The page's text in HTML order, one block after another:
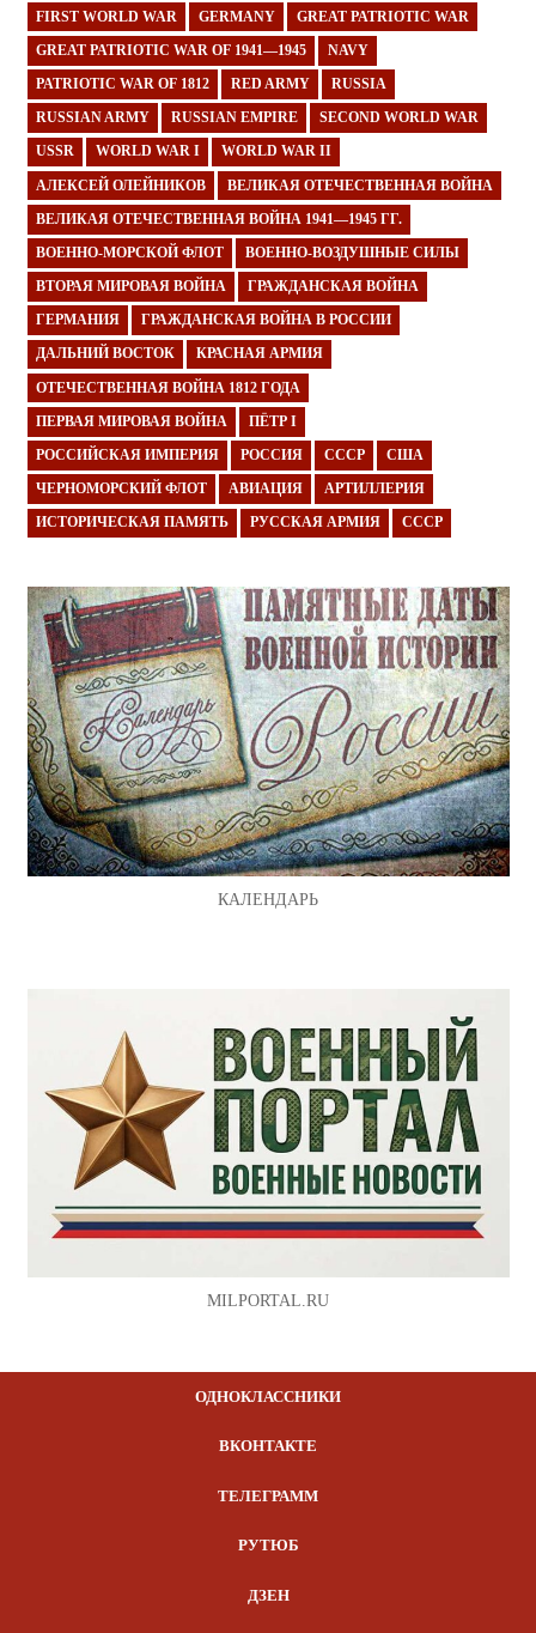
FIRST WORLD WAR GERMANY GREAT PATRIOTIC WAR
GREAT PATRIOTIC WAR OF 1941—1945 NAVY
PATRIOTIC WAR OF 1812 RED ARMY RUSSIA
RUSSIAN ARMY RUSSIAN EMPIRE SECOND WORLD WAR
USSR WORLD WAR I WORLD WAR II
АЛЕКСЕЙ ОЛЕЙНИКОВ ВЕЛИКАЯ ОТЕЧЕСТВЕННАЯ ВОЙНА
ВЕЛИКАЯ ОТЕЧЕСТВЕННАЯ ВОЙНА 1941—1945 ГГ.
ВОЕННО-МОРСКОЙ ФЛОТ ВОЕННО-ВОЗДУШНЫЕ СИЛЫ
ВТОРАЯ МИРОВАЯ ВОЙНА ГРАЖДАНСКАЯ ВОЙНА
ГЕРМАНИЯ ГРАЖДАНСКАЯ ВОЙНА В РОССИИ
ДАЛЬНИЙ ВОСТОК КРАСНАЯ АРМИЯ
ОТЕЧЕСТВЕННАЯ ВОЙНА 1812 ГОДА
ПЕРВАЯ МИРОВАЯ ВОЙНА ПЁТР I
РОССИЙСКАЯ ИМПЕРИЯ РОССИЯ СССР США
ЧЕРНОМОРСКИЙ ФЛОТ АВИАЦИЯ АРТИЛЛЕРИЯ
ИСТОРИЧЕСКАЯ ПАМЯТЬ РУССКАЯ АРМИЯ СССР
КАЛЕНДАРЬ
MILPORTAL.RU
ОДНОКЛАССНИКИ
ВКОНТАКТЕ
ТЕЛЕГРАММ
РУТЮБ
ДЗЕН